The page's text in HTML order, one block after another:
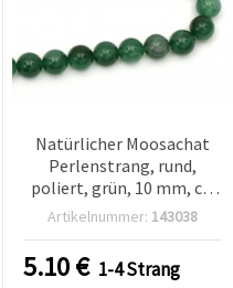
Natürlicher Moosachat
Perlenstrang, rund,
poliert, grün, 10 mm, ca.
37 Stück, für DIY-Schmuck,
Artikelnummer: 143038
5.10€ 1-4 Strang